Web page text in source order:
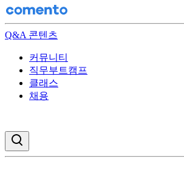
Q&A 콘텐츠
커뮤니티
직무부트캠프
클래스
채용